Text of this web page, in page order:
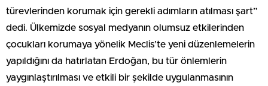
türevlerinden korumak için gerekli adımların atılması şart”
dedi. Ülkemizde sosyal medyanın olumsuz etkilerinden
çocukları korumaya yönelik Meclis’te yeni düzenlemelerin
yapıldığını da hatırlatan Erdoğan, bu tür önlemlerin
yaygınlaştırılması ve etkili bir şekilde uygulanmasının